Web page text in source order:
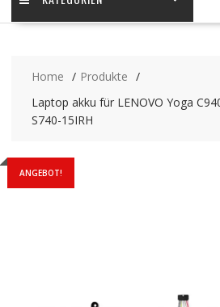
Home
Produkte
Laptop akku für LENOVO Yoga
S740-15IRH
ANGEBOT!